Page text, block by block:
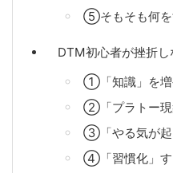
⑤そもそも何を
DTM初心者が挫折
①「知識」を増
②「プラトー現
③「やる気が起
④「習慣化」す